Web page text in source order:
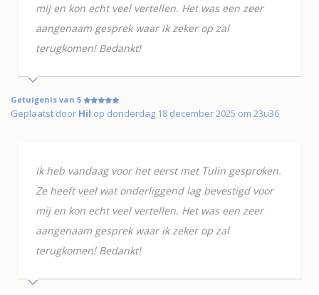
mij en kon echt veel vertellen. Het was een zeer
aangenaam gesprek waar ik zeker op zal
terugkomen! Bedankt!
Getuigenis van 5
Geplaatst door Hil op donderdag 18 december 2025 om 23u36
Ik heb vandaag voor het eerst met Tulin gesproken.
Ze heeft veel wat onderliggend lag bevestigd voor
mij en kon echt veel vertellen. Het was een zeer
aangenaam gesprek waar ik zeker op zal
terugkomen! Bedankt!